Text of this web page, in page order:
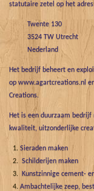
statutaire zetel op het
Twente 130
3524 TW Utrecht
Nederland
Het bedrijf beheert en
op www.agartcreations.nl
Creations.
Het is een duurzaam
kwaliteit, uitzonderlijke
Sieraden maken
Schilderijen maken
Kunstzinnige cement-
Ambachtelijke zeep,